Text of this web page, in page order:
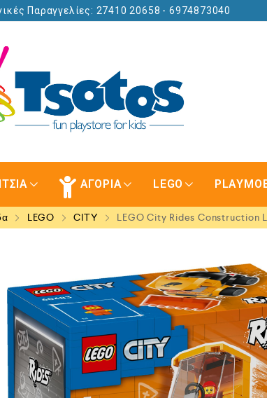
Παραγγελίες: 27410 20658 - 6974873040
ΑΓΟΡΙΑ LEGO
LEGO CITY LEGO City Rides Construction